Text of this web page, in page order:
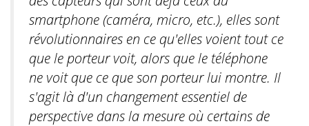
smartphone (caméra, micro, etc.), elles sont
révolutionnaires en ce qu'elles voient tout ce
que le porteur voit, alors que le téléphone
ne voit que ce que son porteur lui montre. Il
s'agit là d'un changement essentiel de
perspective dans la mesure où certains de